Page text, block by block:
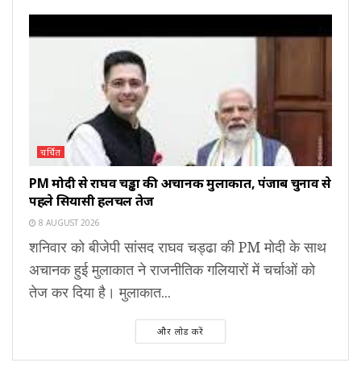
चर्चित
PM मोदी से राघव चड्ढा की अचानक मुलाकात, पंजाब चुनाव से
पहले सियासी हलचल तेज
8 AUGUST 2026
शनिवार को बीजेपी सांसद राघव चड्ढा की PM मोदी के साथ
अचानक हुई मुलाकात ने राजनीतिक गलियारों में चर्चाओं को
तेज कर दिया है। मुलाकात...
और लोड करें